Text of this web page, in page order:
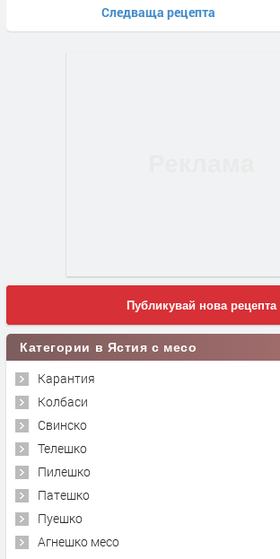
Следваща рецепта
Публикувай нова рецепта
Категории в Ястия с месо
Карантия
Колбаси
Свинско
Телешко
Пилешко
Патешко
Пуешко
Агнешко месо